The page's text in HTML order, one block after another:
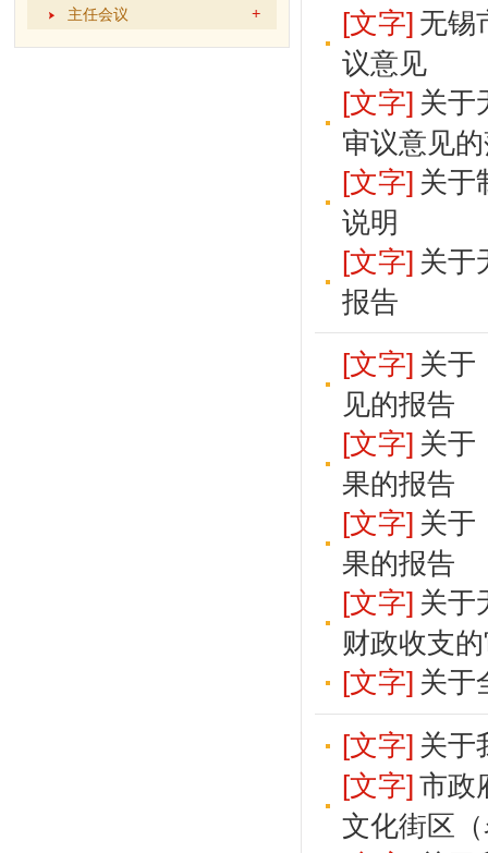
主任会议
[文字] 无锡
议意见
[文字] 关于
审议意见
[文字] 关于
说明
[文字] 关于
报告
[文字] 关于
见的报告
[文字] 关于
果的报告
[文字] 关于
果的报告
[文字] 关于
财政收支
[文字] 关于
[文字] 关于
[文字] 市政
文化街区